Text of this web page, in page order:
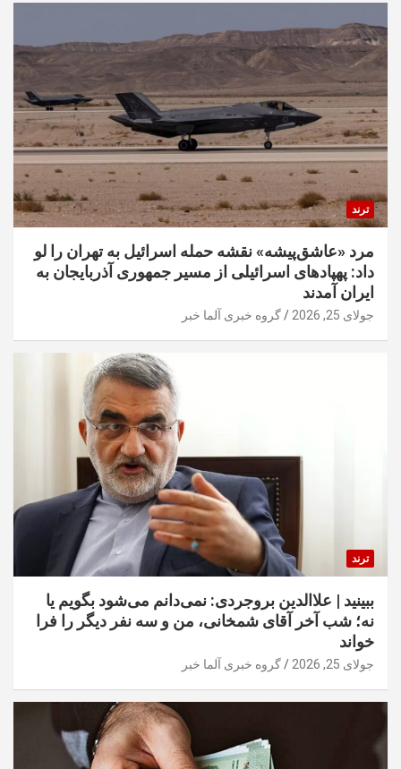
ترند
مرد «عاشق‌پیشه» نقشه حمله اسرائیل به تهران را لو
داد: پهپادهای اسرائیلی از مسیر جمهوری آذربایجان به
ایران آمدند
جولای 25, 2026 گروه خبری آلما خبر
ترند
ببینید | علاالدین بروجردی: نمی‌دانم می‌شود بگویم یا
نه؛ شب آخر آقای شمخانی، من و سه نفر دیگر را فرا
خواند
جولای 25, 2026 گروه خبری آلما خبر